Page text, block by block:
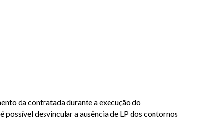
da contratada durante a execução do
desvincular a ausência de LP dos contornos